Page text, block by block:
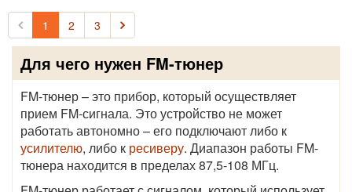
1 2 3
Для чего нужен FM-тюнер
FM-тюнер – это прибор, который осуществляет
прием FM-сигнала. Это устройство не может
работать автономно – его подключают либо к
усилителю, либо к ресиверу. Диапазон работы FM-
тюнера находится в пределах 87,5-108 МГц.